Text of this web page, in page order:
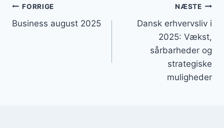
Indlægsnavigation
FORRIGE
Business august 2025
NÆSTE
Dansk erhvervsliv i
2025: Vækst,
sårbarheder og
strategiske
muligheder